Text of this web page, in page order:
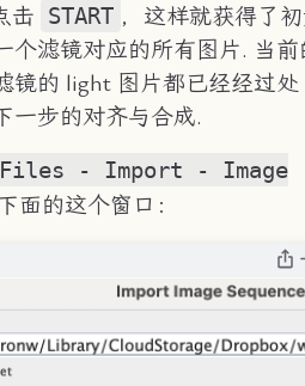
击 START ，这样就获得了
个滤镜对应的所有图片. 当前
镜的 light 图片都已经经过处
一步的对齐与合成.
Files - Import - Image
面的这个窗口：